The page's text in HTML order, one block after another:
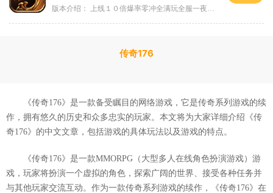
版本介绍： 上线１０倍爆率零冲全满玩全服一夜终极
传奇176
《传奇176》是一款备受瞩目的网络游戏，它是传奇系列游戏的续
作，拥有悠久的历史和众多忠实的玩家。本文将为大家详细介绍《传
奇176》的中文文章，包括游戏的具体玩法以及游戏的特点。
《传奇176》是一款MMORPG（大型多人在线角色扮演游戏）游
戏，玩家将扮演一个虚拟的角色，探索广阔的世界、接受各种任务并
与其他玩家交流互动。作为一款传奇系列游戏的续作，《传奇176》在